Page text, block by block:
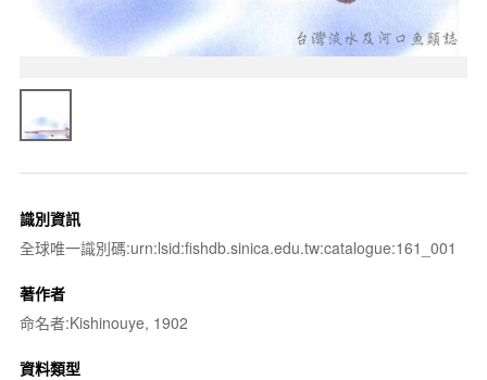
識別資訊
全球唯一識別碼:urn:lsid:fishdb.sinica.edu.tw:catalogue:161_001
著作者
命名者:Kishinouye, 1902
資料類型